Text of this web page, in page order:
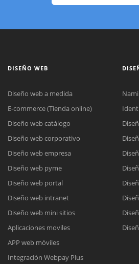
DISEÑO WEB
Diseño web a medida
E-commerce (Tienda online)
Diseño web catálogo
Diseño web corporativo
Diseño web empresa
Diseño web pyme
Diseño web portal
Diseño web intranet
Diseño web mini sitios
Aplicaciones moviles
APP web móviles
Integración Webpay Plus